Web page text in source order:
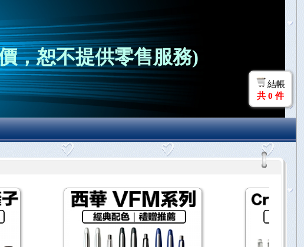
結帳
共 0 件
，恕不提供零售服務)